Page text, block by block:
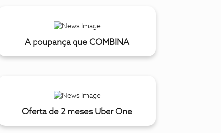
A poupança que COMBINA
Oferta de 2 meses Uber One